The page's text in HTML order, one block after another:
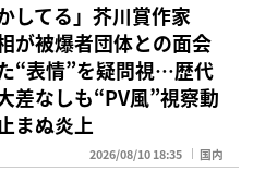
してる」芥川賞作家
が被爆者団体との面会
“表情”を疑問視…歴代
差なしも“PV風”視察動
まぬ炎上
2026/08/10 18:35 国内